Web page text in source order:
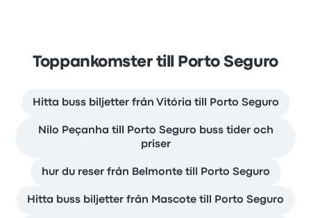
Toppankomster till Porto Seguro
Hitta buss biljetter från Vitória till Porto Seguro
Nilo Peçanha till Porto Seguro buss tider och
priser
hur du reser från Belmonte till Porto Seguro
Hitta buss biljetter från Mascote till Porto Seguro